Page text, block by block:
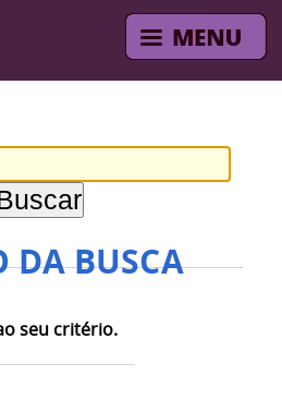
DA BUSCA
seu critério.